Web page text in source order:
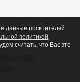
данные посетителей
политикой.
считать, что Вас это